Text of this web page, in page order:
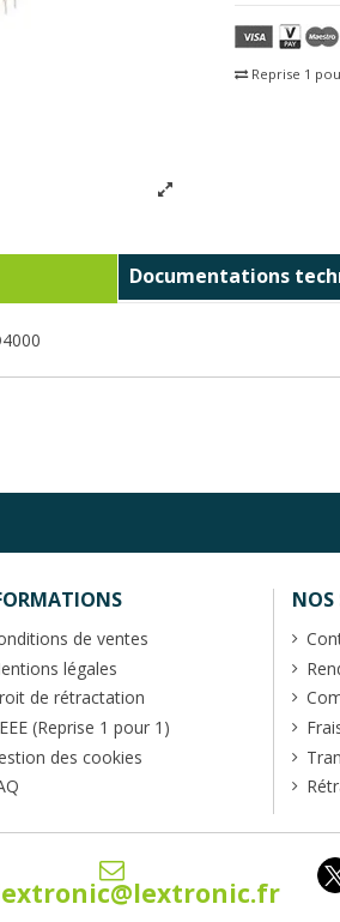
Reprise 1
Documentations
de ventes
légales
de rétractation
(Reprise 1 pour 1)
des cookies
NOS